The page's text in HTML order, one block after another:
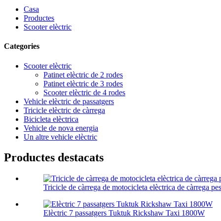
Casa
Productes
Scooter elèctric
Categories
Scooter elèctric
Patinet elèctric de 2 rodes
Patinet elèctric de 3 rodes
Scooter elèctric de 4 rodes
Vehicle elèctric de passatgers
Tricicle elèctric de càrrega
Bicicleta elèctrica
Vehicle de nova energia
Un altre vehicle elèctric
Productes destacats
Tricicle de càrrega de motocicleta elèctrica de càrrega
Elèctric 7 passatgers Tuktuk Rickshaw Taxi 1800W